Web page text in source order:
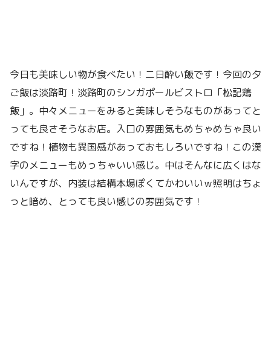
今日も美味しい物が食べたい！二日酔い飯です！今回の夕
ご飯は淡路町！淡路町のシンガポールビストロ「松記鶏
飯」。中々メニューをみると美味しそうなものがあってと
っても良さそうなお店。入口の雰囲気もめちゃめちゃ良い
ですね！植物も異国感があっておもしろいですね！この漢
字のメニューもめっちゃいい感じ。中はそんなに広くはな
いんですが、内装は結構本場ぽくてかわいいｗ照明はちょ
っと暗め、とっても良い感じの雰囲気です！